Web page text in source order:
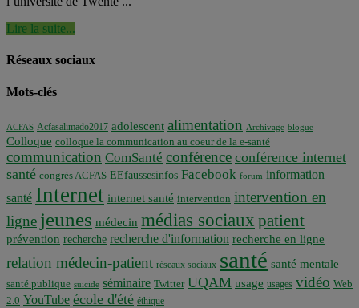
Lire la suite...
Réseaux sociaux
Mots-clés
ACFAS Acfasalimado2017 adolescent alimentation Archivage blogue
Colloque colloque la communication au coeur de la e-santé
communication ComSanté conférence conférence internet
santé congrès ACFAS EEfaussesinfos Facebook forum information
santé Internet internet santé intervention intervention en
ligne jeunes médecin médias sociaux patient
prévention recherche recherche d'information recherche en ligne
relation médecin-patient réseaux sociaux santé santé mentale
santé publique suicide séminaire Twitter UQAM usage usages vidéo Web
2.0 YouTube école d'été éthique